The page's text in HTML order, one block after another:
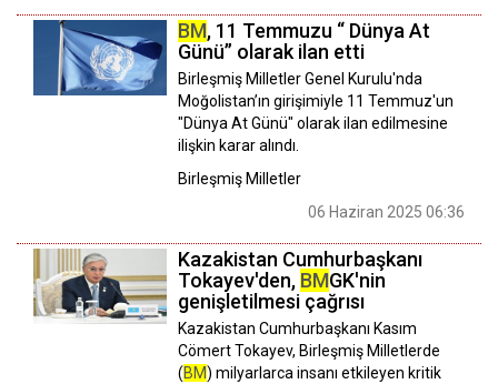
BM, 11 Temmuzu “ Dünya At
Günü” olarak ilan etti
Birleşmiş Milletler Genel Kurulu'nda
Moğolistan’ın girişimiyle 11 Temmuz'un
"Dünya At Günü" olarak ilan edilmesine
ilişkin karar alındı.
Birleşmiş Milletler
06 Haziran 2025 06:36
Kazakistan Cumhurbaşkanı
Tokayev'den, BMGK'nin
genişletilmesi çağrısı
Kazakistan Cumhurbaşkanı Kasım
Cömert Tokayev, Birleşmiş Milletlerde
(BM) milyarlarca insanı etkileyen kritik